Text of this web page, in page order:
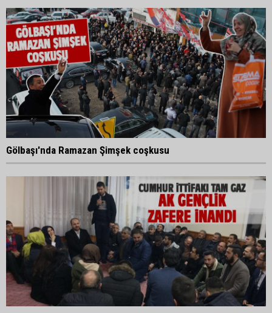
Gölbaşı'nda Ramazan Şimşek coşkusu